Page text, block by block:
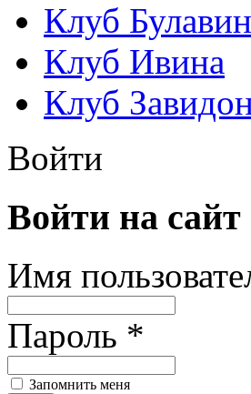
Клуб
Клуб Ивина
Клуб
Войти
Войти на сайт
Имя
Пароль *
Запомнить меня